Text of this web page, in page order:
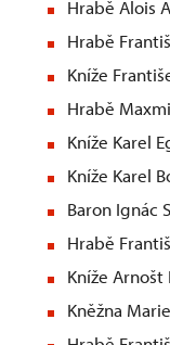
Hrabě Alois
Hrabě
Kníže
Hrabě
Kníže Karel
Kníže Karel
Baron Ignác
Hrabě
Kníže
Kněžna